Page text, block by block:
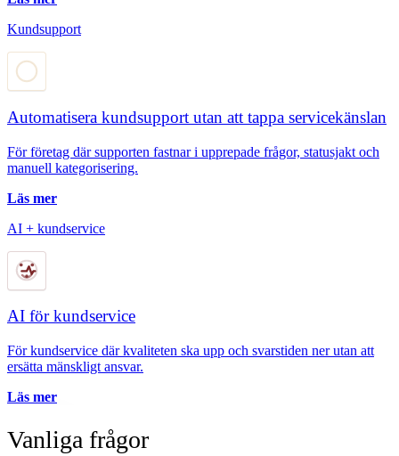
Kundsupport
Automatisera kundsupport utan att tappa servicekänslan
För företag där supporten fastnar i upprepade frågor, statusjakt och
manuell kategorisering.
Läs mer
AI + kundservice
AI för kundservice
För kundservice där kvaliteten ska upp och svarstiden ner utan att
ersätta mänskligt ansvar.
Läs mer
Vanliga frågor